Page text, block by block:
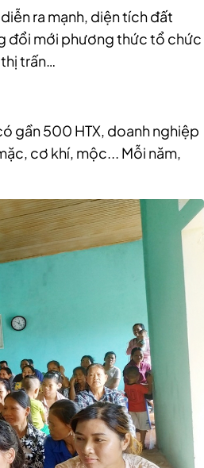
ra mạnh, diện tích đất
đổi mới phương thức tổ chức
trấn…
gần 500 HTX, doanh nghiệp
cơ khí, mộc... Mỗi năm,